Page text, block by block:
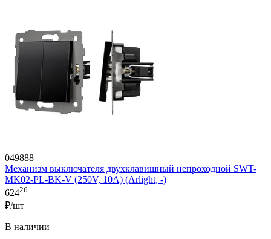
049888
Механизм выключателя двухклавишный непроходной SWT-
MK02-PL-BK-V (250V, 10A) (Arlight, -)
62426
₽/шт
В наличии